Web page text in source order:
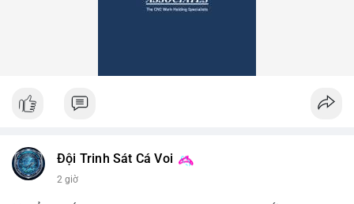
Đội Trinh Sát Cá Voi
2 giờ